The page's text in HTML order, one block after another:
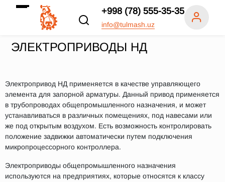
+998 (78) 555-35-35
info@tulmash.uz
ЭЛЕКТРОПРИВОДЫ НД
Электропривод НД применяется в качестве управляющего
элемента для запорной арматуры. Данный привод применяется
в трубопроводах общепромышленного назначения, и может
устанавливаться в различных помещениях, под навесами или
же под открытым воздухом. Есть возможность контролировать
положение задвижки автоматически путем подключения
микропроцессорного контроллера.
Электроприводы общепромышленного назначения
используются на предприятиях, которые относятся к классу